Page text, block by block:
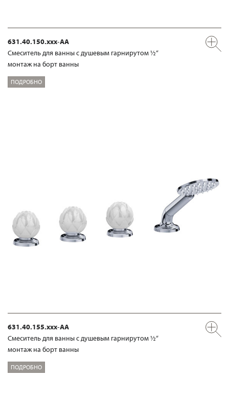
631.40.150.xxx-AA
Смеситель для ванны с душевым гарнирутом ½“
монтаж на борт ванны
ПОДРОБНО
631.40.155.xxx-AA
Смеситель для ванны с душевым гарнирутом ½“
монтаж на борт ванны
ПОДРОБНО